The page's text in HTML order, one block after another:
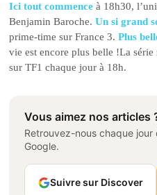
Ici tout commence à 18h30,
Benjamin Baroche.Un si grand
prime-time sur France 3.Plus
vie est encore plus belle !La
sur TF1 chaque jour à 18h.
Vous aimez nos articles
Retrouvez-nous chaque
Google.
Suivre sur Discover